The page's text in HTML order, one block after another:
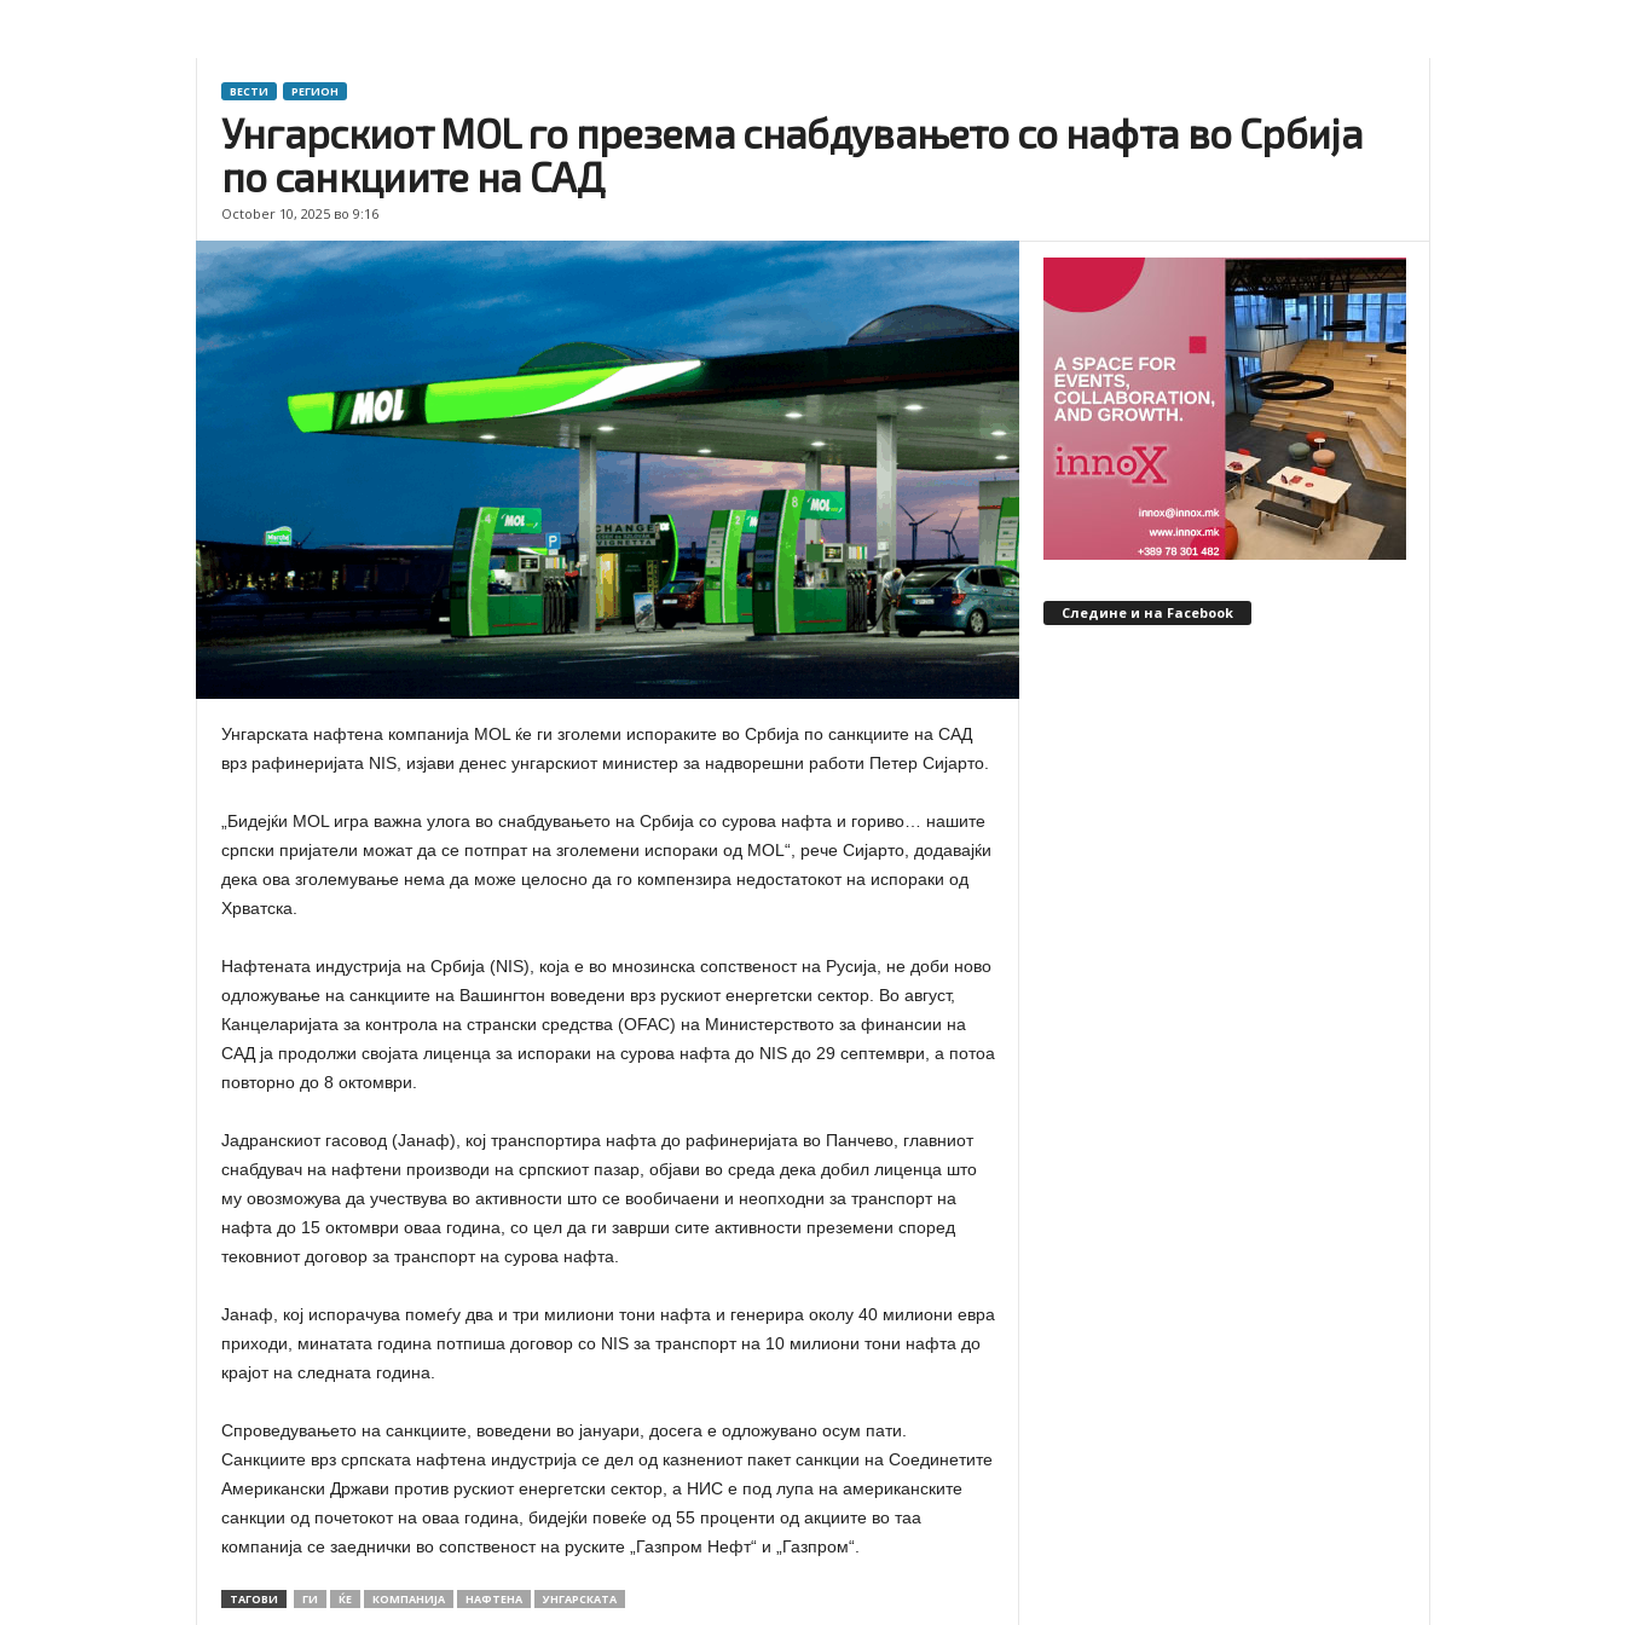
ВЕСТИ РЕГИОН
Унгарскиот MOL го презема снабдувањето со нафта во Србија
по санкциите на САД
October 10, 2025 во 9:16
Унгарската нафтена компанија MOL ќе ги зголеми испораките во Србија по санкциите на САД
врз рафинеријата NIS, изјави денес унгарскиот министер за надворешни работи Петер Сијарто.
„Бидејќи MOL игра важна улога во снабдувањето на Србија со сурова нафта и гориво… нашите
српски пријатели можат да се потпрат на зголемени испораки од MOL“, рече Сијарто, додавајќи
дека ова зголемување нема да може целосно да го компензира недостатокот на испораки од
Хрватска.
Нафтената индустрија на Србија (NIS), која е во мнозинска сопственост на Русија, не доби ново
одложување на санкциите на Вашингтон воведени врз рускиот енергетски сектор. Во август,
Канцеларијата за контрола на странски средства (OFAC) на Министерството за финансии на
САД ја продолжи својата лиценца за испораки на сурова нафта до NIS до 29 септември, а потоа
повторно до 8 октомври.
Јадранскиот гасовод (Јанаф), кој транспортира нафта до рафинеријата во Панчево, главниот
снабдувач на нафтени производи на српскиот пазар, објави во среда дека добил лиценца што
му овозможува да учествува во активности што се вообичаени и неопходни за транспорт на
нафта до 15 октомври оваа година, со цел да ги заврши сите активности преземени според
тековниот договор за транспорт на сурова нафта.
Јанаф, кој испорачува помеѓу два и три милиони тони нафта и генерира околу 40 милиони евра
приходи, минатата година потпиша договор со NIS за транспорт на 10 милиони тони нафта до
крајот на следната година.
Спроведувањето на санкциите, воведени во јануари, досега е одложувано осум пати.
Санкциите врз српската нафтена индустрија се дел од казнениот пакет санкции на Соединетите
Американски Држави против рускиот енергетски сектор, а НИС е под лупа на американските
санкции од почетокот на оваа година, бидејќи повеќе од 55 проценти од акциите во таа
компанија се заеднички во сопственост на руските „Газпром Нефт“ и „Газпром“.
ТАГОВИ ГИ ЌЕ КОМПАНИЈА НАФТЕНА УНГАРСКАТА
Следине и на Facebook